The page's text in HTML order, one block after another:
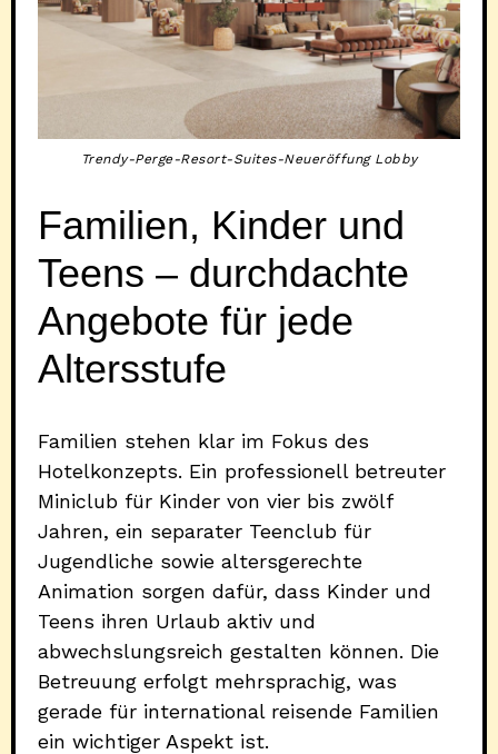
Trendy-Perge-Resort-Suites-Neueröffung Lobby
Familien, Kinder und
Teens – durchdachte
Angebote für jede
Altersstufe
Familien stehen klar im Fokus des
Hotelkonzepts. Ein professionell betreuter
Miniclub für Kinder von vier bis zwölf
Jahren, ein separater Teenclub für
Jugendliche sowie altersgerechte
Animation sorgen dafür, dass Kinder und
Teens ihren Urlaub aktiv und
abwechslungsreich gestalten können. Die
Betreuung erfolgt mehrsprachig, was
gerade für international reisende Familien
ein wichtiger Aspekt ist.